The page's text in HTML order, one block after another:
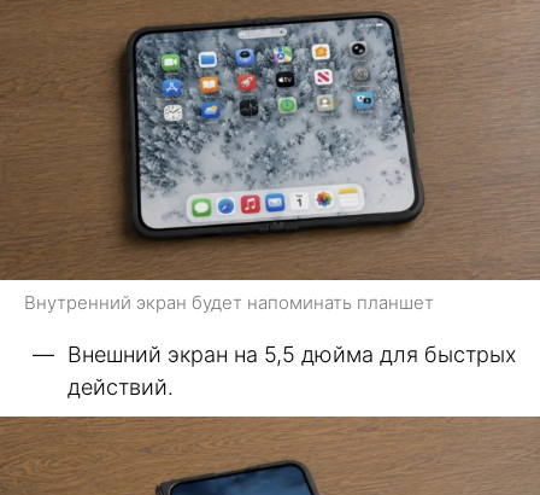
Внутренний экран будет напоминать планшет
Внешний экран на 5,5 дюйма для быстрых
действий.